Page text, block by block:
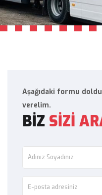
Aşağıdaki formu
verelim.
BİZ SİZİ